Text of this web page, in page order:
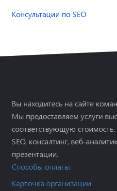
Консультации по SEO
Вы находитесь на сайте
Мы предоставляем услуги
соответствующую стоимость.
SEO, консалтинг, веб-
презентации.
Способы оплаты
Карточка организации